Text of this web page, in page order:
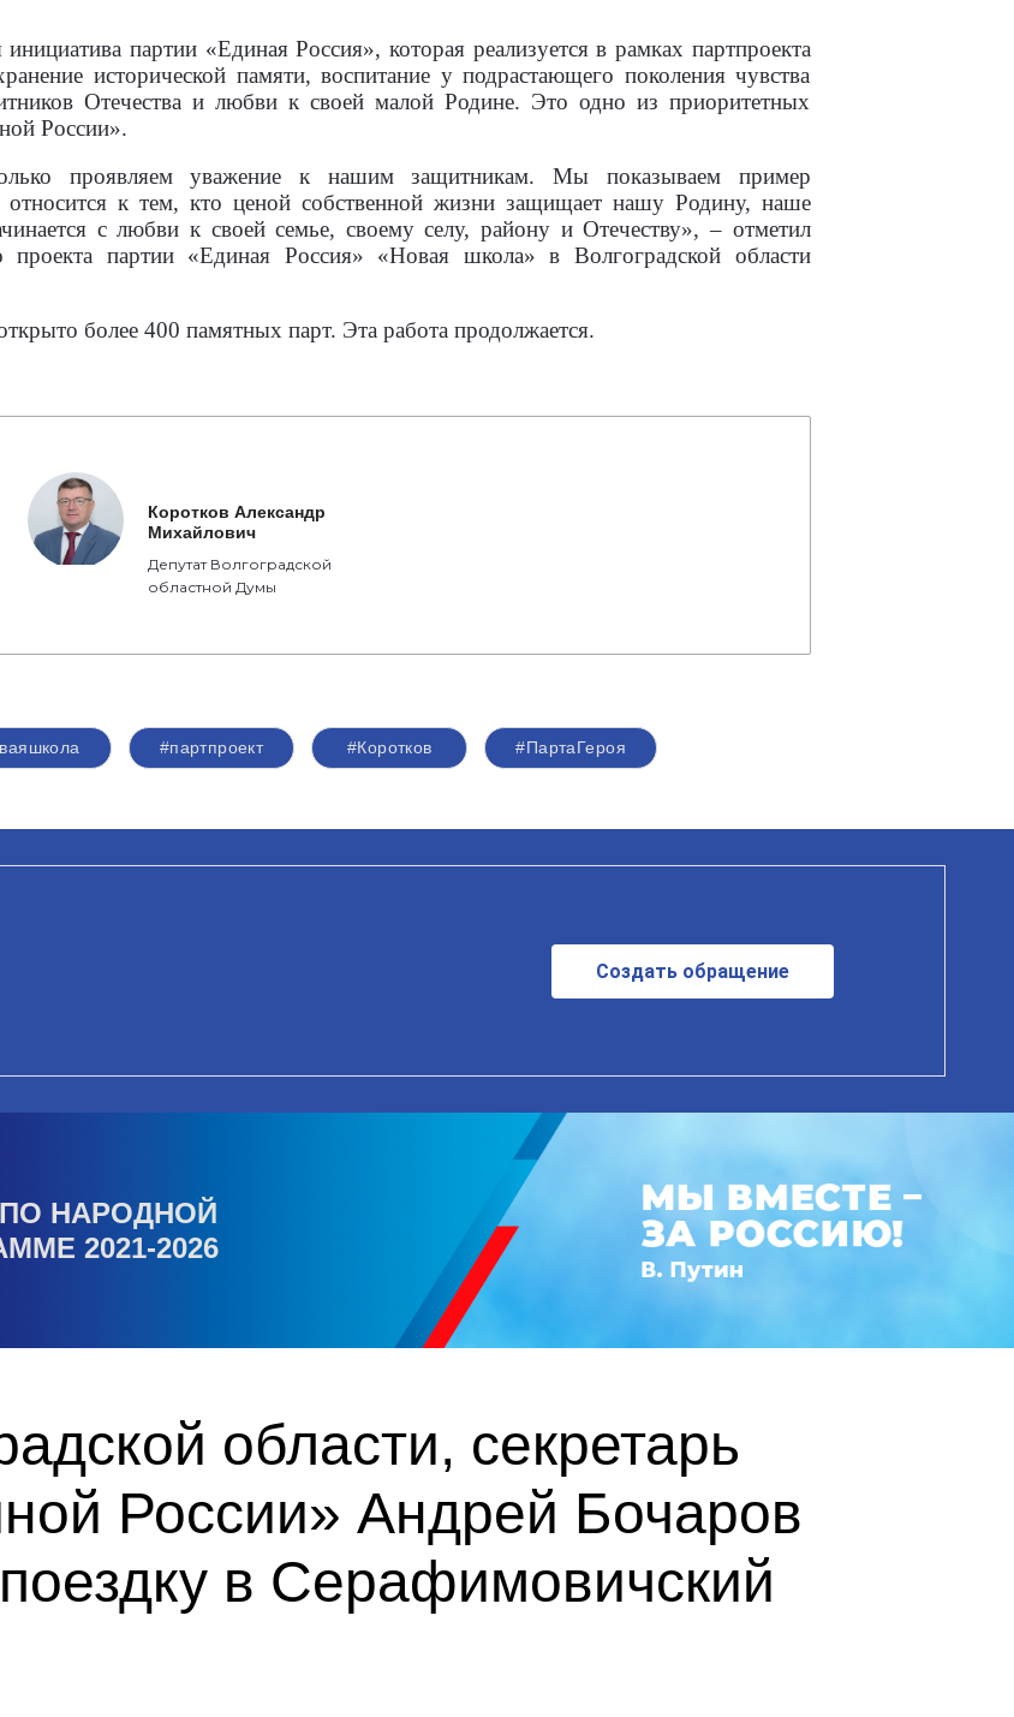
партии «Единая Россия», которая реализуется в рамках партпроекта
исторической памяти, воспитание у подрастающего поколения чувства
Отечества и любви к своей малой Родине. Это одно из приоритетных
России».
проявляем уважение к нашим защитникам. Мы показываем пример
к тем, кто ценой собственной жизни защищает нашу Родину, наше
с любви к своей семье, своему селу, району и Отечеству», – отметил
проекта партии «Единая Россия» «Новая школа» в Волгоградской области
более 400 памятных парт. Эта работа продолжается.
Коротков Александр
Михайлович
Депутат Волгоградской
областной Думы
#партпроект #Коротков #ПартаГероя
Создать обращение
НАРОДНОЙ
2021-2026
области, секретарь
России» Андрей Бочаров
в Серафимовичский